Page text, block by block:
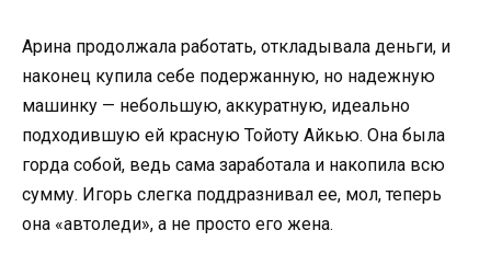
Арина продолжала работать, откладывала деньги, и
наконец купила себе подержанную, но надежную
машинку — небольшую, аккуратную, идеально
подходившую ей красную Тойоту Айкью. Она была
горда собой, ведь сама заработала и накопила всю
сумму. Игорь слегка поддразнивал ее, мол, теперь
она «автоледи», а не просто его жена.